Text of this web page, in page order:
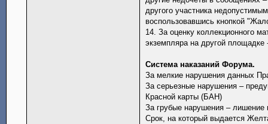
другого участника
воспользовавшись кнопкой
14. За оценку коллекционного
экземпляра на другой
Система наказаний Форума.
За мелкие нарушения данных
За серьезные нарушения –
Красной карты (БАН)
За грубые нарушения –
Срок, на который выдается